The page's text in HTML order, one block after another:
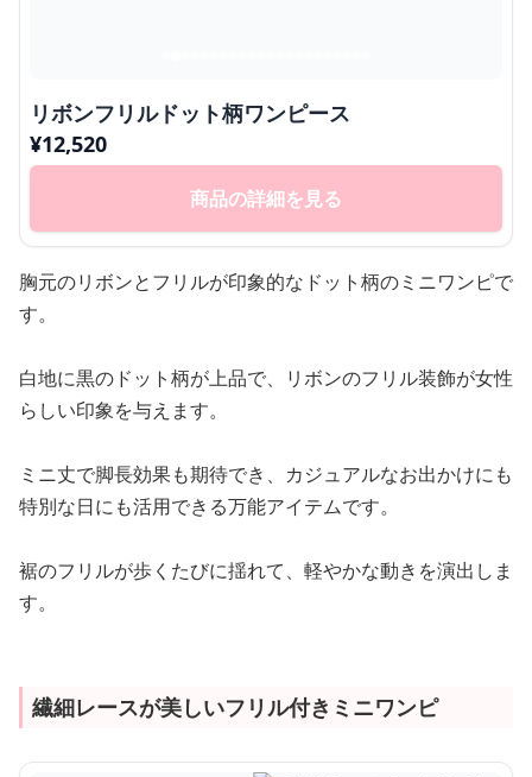
リボンフリルドット柄ワンピース
¥12,520
商品の詳細を見る
胸元のリボンとフリルが印象的なドット柄のミニワンピで
す。
白地に黒のドット柄が上品で、リボンのフリル装飾が女性
らしい印象を与えます。
ミニ丈で脚長効果も期待でき、カジュアルなお出かけにも
特別な日にも活用できる万能アイテムです。
裾のフリルが歩くたびに揺れて、軽やかな動きを演出しま
す。
繊細レースが美しいフリル付きミニワンピ